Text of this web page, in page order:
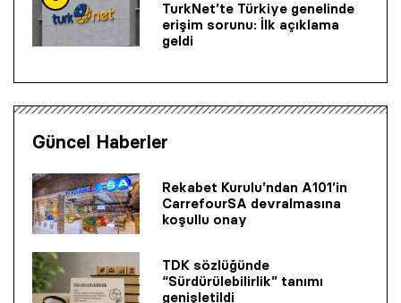
TurkNet’te Türkiye genelinde
erişim sorunu: İlk açıklama
geldi
Güncel Haberler
Rekabet Kurulu’ndan A101’in
CarrefourSA devralmasına
koşullu onay
TDK sözlüğünde
“Sürdürülebilirlik” tanımı
genişletildi